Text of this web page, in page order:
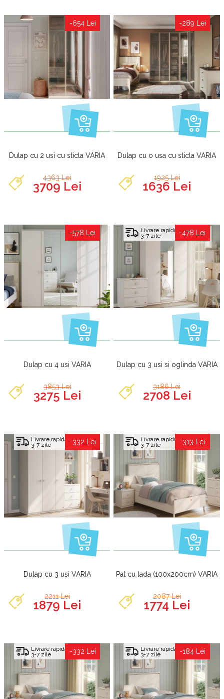
-654 Lei
Dulap cu 2 usi cu sticla VARIA
4363 Lei
3709 Lei
-289 Lei
Dulap cu o usa cu sticla VARIA
1925 Lei
1636 Lei
-578 Lei
Dulap cu 4 usi VARIA
3853 Lei
3275 Lei
Livrare rapida
3-7 zile -478 Lei
Dulap cu 3 usi si oglinda VARIA
3186 Lei
2708 Lei
Livrare rapida
3-7 zile -332 Lei
Dulap cu 3 usi VARIA
2211 Lei
1879 Lei
Livrare rapida
3-7 zile -313 Lei
Pat cu lada (100x200cm) VARIA
2087 Lei
1774 Lei
Livrare rapida
3-7 zile -332 Lei Livrare rapida
3-7 zile -184 Lei